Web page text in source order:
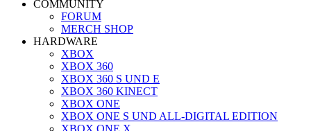
COMMUNITY
FORUM
MERCH SHOP
HARDWARE
XBOX
XBOX 360
XBOX 360 S UND E
XBOX 360 KINECT
XBOX ONE
XBOX ONE S UND ALL-DIGITAL EDITION
XBOX ONE X